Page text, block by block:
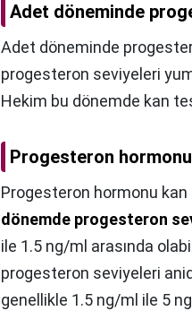
Adet döneminde
Adet döneminde
progesteron seviyeleri
Hekim bu dönemde kan
Progesteron
Progesteron hormonu
dönemde progesteron
ile 1.5 ng/ml arasında
progesteron seviyeleri
genellikle 1.5 ng/ml ile 5